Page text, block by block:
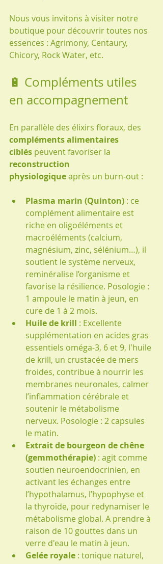
Nous vous invitons à visiter notre
boutique pour découvrir toutes nos
essences : Agrimony, Centaury,
Chicory, Rock Water, etc.
🔋 Compléments utiles
en accompagnement
En parallèle des élixirs floraux, des
compléments alimentaires
ciblés peuvent favoriser la
reconstruction
physiologique après un burn‑out :
Plasma marin (Quinton) : ce
complément alimentaire est
riche en oligoéléments et
macroéléments (calcium,
magnésium, zinc, sélénium…), il
soutient le système nerveux,
reminéralise l’organisme et
favorise la résilience. Posologie :
1 ampoule le matin à jeun, en
cure de 1 à 2 mois.
Huile de krill : Excellente
supplémentation en acides gras
essentiels oméga‑3, 6 et 9, l'huile
de krill, un crustacée de mers
froides, contribue à nourrir les
membranes neuronales, calmer
l’inflammation cérébrale et
soutenir le métabolisme
nerveux. Posologie : 2 capsules
le matin.
Extrait de bourgeon de chêne
(gemmothérapie) : agit comme
soutien neuroendocrinien, en
activant les échanges entre
l’hypothalamus, l’hypophyse et
la thyroïde, pour redynamiser le
métabolisme global. A prendre à
raison de 10 gouttes dans un
verre d'eau le matin à jeun.
Gelée royale : tonique naturel,